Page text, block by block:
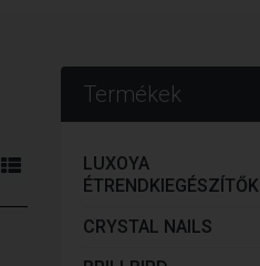
Termékek
LUXOYA
ÉTRENDKIEGÉSZÍTŐK
CRYSTAL NAILS